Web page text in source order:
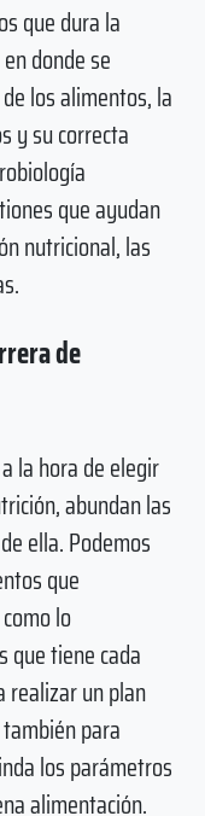
que dura la
donde se
de los alimentos, la
y su correcta
que ayudan
nutricional, las
de
la hora de elegir
abundan las
ella. Podemos
que
lo
que tiene cada
realizar un plan
para
los parámetros
alimentación.